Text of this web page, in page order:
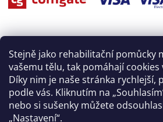
Stejně jako rehabilitační pomůcky
vašemu tělu, tak pomáhají
Díky nim je naše stránka rychlejší,
podle vás. Kliknutím na
nebo si sušenky můžete
„Nastavení“.